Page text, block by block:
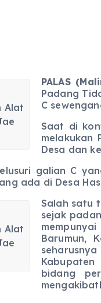
Alat
PALAS
Padang
C
Saat di
melakukan
Desa dan
galian C
ada di Desa
Alat
Salah satu
sejak
Barumun,
bidang